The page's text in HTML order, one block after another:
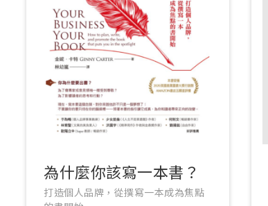
為什麼你該寫一本書？
打造個人品牌，從撰寫一本成為焦點